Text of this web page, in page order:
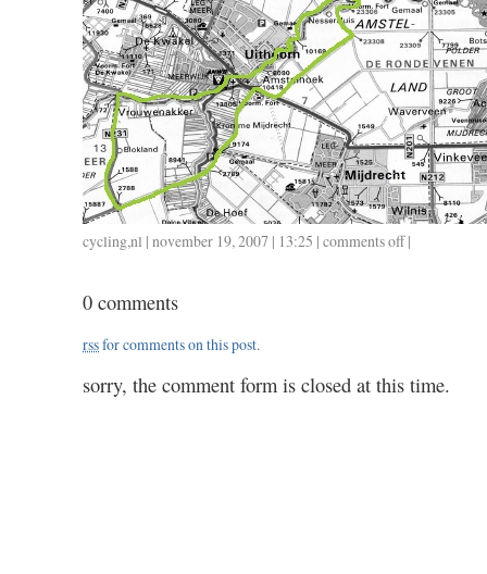
cycling,nl | november 19, 2007 | 13:25 | comments offon
|
0 comments
rssfor comments on this post.
sorry, the comment form is closed at this time.